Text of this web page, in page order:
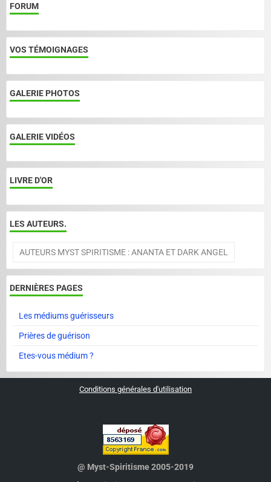
FORUM
VOS TÉMOIGNAGES
GALERIE PHOTOS
GALERIE VIDÉOS
LIVRE D'OR
LES AUTEURS.
AUTEURS MYST SPIRITISME : ANANTA ET DARK ANGEL
DERNIÈRES PAGES
Les médiums guérisseurs
Prières de guérison
Etes-vous médium ?
Conditions générales d'utilisation
@ Myst-Spiritisme 2005-2019